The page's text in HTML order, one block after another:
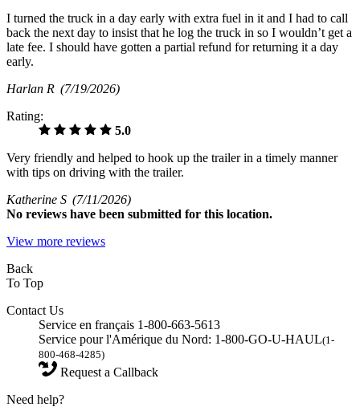
I turned the truck in a day early with extra fuel in it and I had to call
back the next day to insist that he log the truck in so I wouldn’t get a
late fee. I should have gotten a partial refund for returning it a day
early.
Harlan R (7/19/2026)
Rating:
5.0
Very friendly and helped to hook up the trailer in a timely manner
with tips on driving with the trailer.
Katherine S (7/11/2026)
No reviews have been submitted for this location.
View more reviews
Back
To Top
Contact Us
Service en français 1-800-663-5613
Service pour l'Amérique du Nord: 1-800-GO-U-HAUL(1-
800-468-4285)
Request a Callback
Need help?